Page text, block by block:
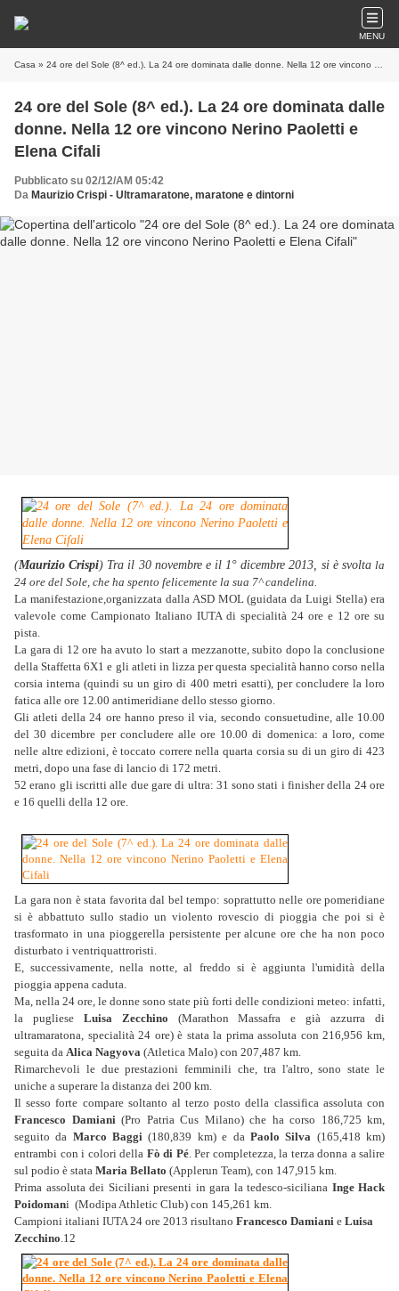
MENU
Casa » 24 ore del Sole (8^ ed.). La 24 ore dominata dalle donne. Nella 12 ore vincono Nerino Paoletti e Elena Cifali
24 ore del Sole (8^ ed.). La 24 ore dominata dalle
donne. Nella 12 ore vincono Nerino Paoletti e
Elena Cifali
Pubblicato su 02/12/AM 05:42
Da Maurizio Crispi - Ultramaratone, maratone e dintorni
(Maurizio Crispi) Tra il 30 novembre e il 1° dicembre 2013, si è svoltala
24 ore del Sole, che ha spento felicemente la sua 7^ candelina.
La manifestazione,organizzata dalla ASD MOL (guidata da Luigi Stella) era
valevole come Campionato Italiano IUTA di specialità 24 ore e 12 ore su
pista.
La gara di 12 ore ha avuto lo start a mezzanotte, subito dopo la conclusione
della Staffetta 6X1 e gli atleti in lizza per questa specialità hanno corso nella
corsia interna (quindi su un giro di 400 metri esatti), per concludere la loro
fatica alle ore 12.00 antimeridiane dello stesso giorno.
Gli atleti della 24 ore hanno preso il via, secondo consuetudine, alle 10.00
del 30 dicembre per concludere alle ore 10.00 di domenica: a loro, come
nelle altre edizioni, è toccato correre nella quarta corsia su di un giro di 423
metri, dopo una fase di lancio di 172 metri.
52 erano gli iscritti alle due gare di ultra: 31 sono stati i finisher della 24 ore
e 16 quelli della 12 ore.
La gara non è stata favorita dal bel tempo: soprattutto nelle ore pomeridiane
si è abbattuto sullo stadio un violento rovescio di pioggia che poi si è
trasformato in una pioggerella persistente per alcune ore che ha non poco
disturbato i ventriquattroristi.
E, successivamente, nella notte, al freddo si è aggiunta l'umidità della
pioggia appena caduta.
Ma, nella 24 ore, le donne sono state più forti delle condizioni meteo: infatti,
la pugliese Luisa Zecchino (Marathon Massafra e già azzurra di
ultramaratona, specialità 24 ore) è stata la prima assoluta con 216,956 km,
seguita da Alica Nagyova (Atletica Malo) con 207,487 km.
Rimarchevoli le due prestazioni femminili che, tra l'altro, sono state le
uniche a superare la distanza dei 200 km.
Il sesso forte compare soltanto al terzo posto della classifica assoluta con
Francesco Damiani(Pro Patria Cus Milano) che ha corso 186,725 km,
seguito da Marco Baggi (180,839 km) e da Paolo Silva (165,418 km)
entrambi con i colori della Fò di Pé. Per completezza, la terza donna a salire
sul podio è stata Maria Bellato (Applerun Team), con 147,915 km.
Prima assoluta dei Siciliani presenti in gara la tedesco-siciliana Inge Hack
Poidomani (Modipa Athletic Club) con 145,261 km.
Campioni italiani IUTA 24 ore 2013 risultano Francesco Damiani e Luisa
Zecchino.12